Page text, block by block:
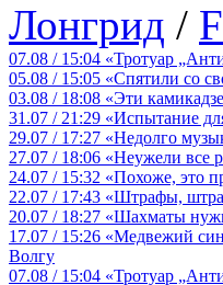
Лонгрид /
07.08 / 15:04 «Тротуар
05.08 / 15:05 «Спятили со
03.08 / 18:08 «Эти
31.07 / 21:29 «Испытание
29.07 / 17:27 «Недолго
27.07 / 18:06 «Неужели все
24.07 / 15:32 «Похоже, это
22.07 / 17:43 «Штрафы,
20.07 / 18:27 «Шахматы
17.07 / 15:26 «Медвежий
Волгу
07.08 / 15:04 «Тротуар